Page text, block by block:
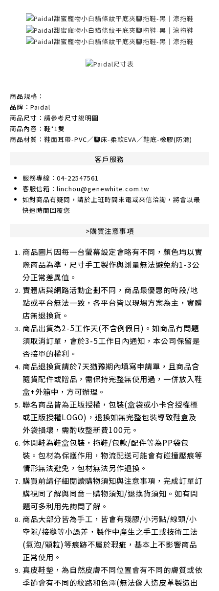
商品規格：
品牌：Paidal
商品尺寸：請參考尺寸說明圖
商品內容：鞋*1雙
商品材質：鞋面耳帶-PVC／腳床-柔軟EVA／鞋底-橡膠(防滑)
客戶服務
服務專線：04-22547561
客服信箱：linchou@genewhite.com.tw
如對商品有疑問，請於上班時間來電或來信洽詢，將會以最
快速時間回覆您
>購買注意事項
商品圖片因每一台螢幕設定會略有不同，顏色均以實
際商品為準，尺寸手工製作與測量無法避免約1-3公
分正常差異值。
實體店與網路活動企劃不同，商品最優惠的時段/地
點或平台無法一致，各平台皆以現場方案為主，實體
店無退換貨。
商品出貨為2-5工作天(不含例假日)。如商品有問題
須取消訂單，會於3-5工作日內通知，本公司保留是
否接單的權利。
商品退換貨請於7天猶豫期內填寫申請單，且商品含
隨貨配件或贈品，需保持完整無使用過，一併放入鞋
盒+外箱中，方可辦理。
聯名商品皆為正版授權，包裝(盒袋或小卡含授權標
或正版授權LOGO)，退換如無完整包裝導致鞋盒及
外袋損壞，需酌收整新費100元。
休閒鞋為鞋盒包裝，拖鞋/包款/配件等為PP袋包
裝。包材為保護作用，物流配送可能會有碰撞壓痕等
情形無法避免，包材無法另作退換。
購買前請仔細閱讀購物須知與注意事項，完成訂單訂
購視同了解與同意－購物須知/退換貨須知。如有問
題可多利用先詢問了解。
商品大部分皆為手工，皆會有殘膠/小污點/線頭/小
空隙/接縫等小誤差，製作中產生之手工或技術工法
(氣泡/顆粒)等痕跡不屬於瑕疵，基本上不影響商品
正常使用 。
真皮鞋墊，為自然皮膚不同位置會有不同的膚質或依
季節會有不同的紋路和色澤(無法像人造皮革製造出